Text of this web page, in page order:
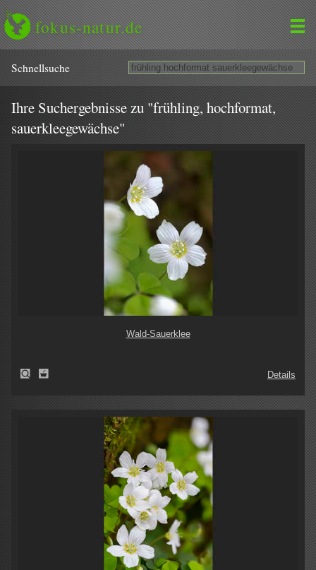
fokus-natur.de
Schnell­suche
Ihre Suchergebnisse zu "frühling, hochformat,
sauerkleegewächse"
Wald-Sauerklee
Details